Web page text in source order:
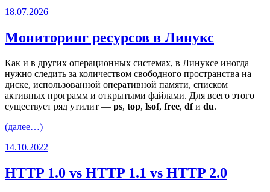
18.07.2026
Мониторинг ресурсов в Линукс
Как и в других операционных системах, в Линуксе иногда
нужно следить за количеством свободного пространства на
диске, использованной оперативной памяти, списком
активных программ и открытыми файлами. Для всего этого
существует ряд утилит — ps, top, lsof, free, dfи du.
(далее…)
14.10.2022
HTTP 1.0 vs HTTP 1.1 vs HTTP 2.0